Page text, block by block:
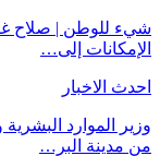
شيء للوطن | صلاح
الإمكانات إلى…
احدث الاخبار
من مدينة البر…